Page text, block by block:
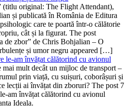
(titlu original: The Flight Attendant),
și publicată în România de Editura
care te poartă într-o călătorie
cât și la figurat. The post
de zbor” de Chris Bohjalian – O
și umor negru appeared […]
le-am învățat călătorind cu avionul
mult decât un mijloc de transport –
prin viață, cu suișuri, coborâșuri și
lecții ai învățat din zboruri? The post 7
am învățat călătorind cu avionul
Ideala.